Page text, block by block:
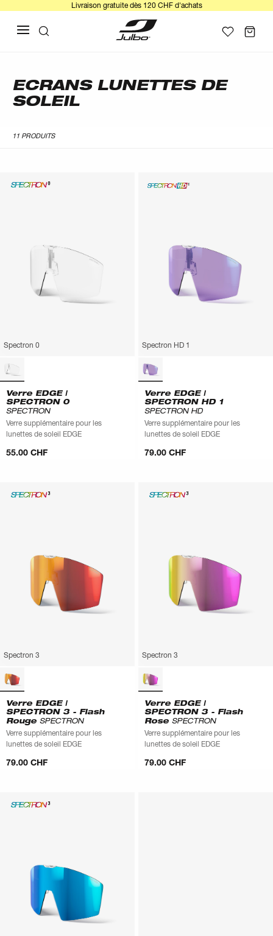
Livraison gratuite dès 120 CHF d'achats
ECRANS LUNETTES DE
SOLEIL
11 PRODUITS
Spectron 0
Verre EDGE |
SPECTRON 0
SPECTRON
Verre supplémentaire pour les
lunettes de soleil EDGE
55.00 CHF
Spectron HD 1
Verre EDGE |
SPECTRON HD 1
SPECTRON HD
Verre supplémentaire pour les
lunettes de soleil EDGE
79.00 CHF
Spectron 3
Verre EDGE |
SPECTRON 3 - Flash
Rouge SPECTRON
Verre supplémentaire pour les
lunettes de soleil EDGE
79.00 CHF
Spectron 3
Verre EDGE |
SPECTRON 3 - Flash
Rose SPECTRON
Verre supplémentaire pour les
lunettes de soleil EDGE
79.00 CHF